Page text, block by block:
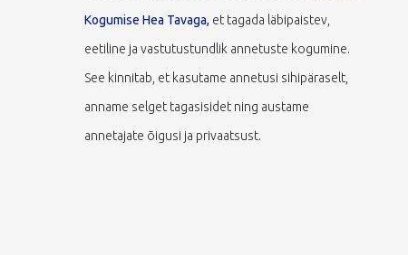
Kogumise Hea Tavaga, et tagada läbipaistev,
eetiline ja vastutustundlik annetuste kogumine.
See kinnitab, et kasutame annetusi sihipäraselt,
anname selget tagasisidet ning austame
annetajate õigusi ja privaatsust.